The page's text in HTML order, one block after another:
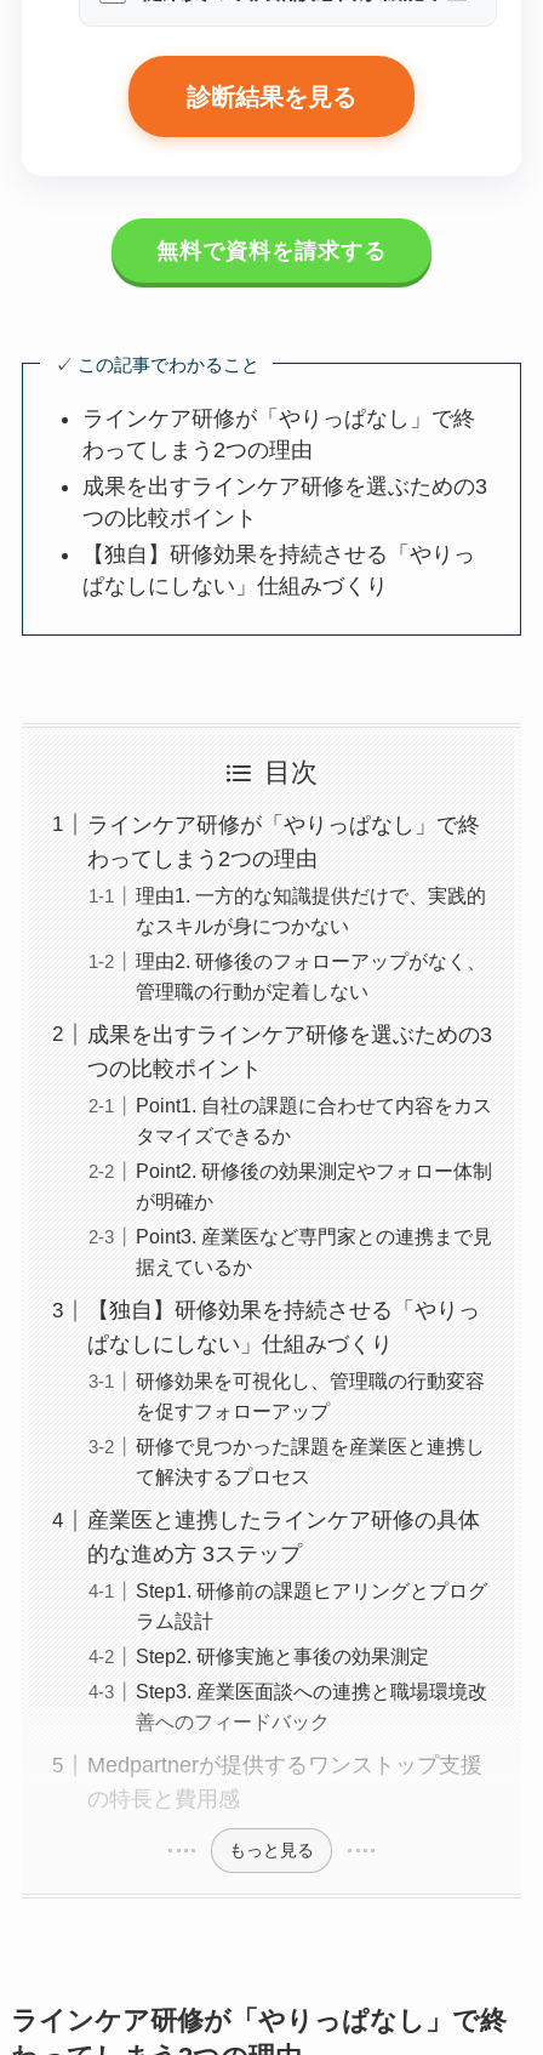
全
✓ この記事でわかること
ラインケア研修が「やりっぱなし」で
終わってしまう2つの理由
成果を出すラインケア研修を選ぶため
の3つの比較ポイント
目次
ラインケア研修が「やりっぱなし」で終
わってしまう2つの理由
理由1. 一方的な知識提供だけで、実践
的なスキルが身につかない
理由2. 研修後のフォローアップがな
く、管理職の行動が定着しない
成果を出すラインケア研修を選ぶための
3つの比較ポイント
Point1. 自社の課題に合わせて内容をカ
スタマイズできるか
Point2. 研修後の効果測定やフォロー体
制が明確か
Point3. 産業医など専門家との連携まで
見据えているか
【独自】研修効果を持続させる「やりっ
ぱなしにしない」仕組みづくり
研修効果を可視化し、管理職の行動変
容を促すフォローアップ
研修で見つかった課題を産業医と連携
して解決するプロセス
産業医と連携したラインケア研修の具体
的な進め方 3ステップ
Step1. 研修前の課題ヒアリングとプロ
グラム設計
Step2. 研修実施と事後の効果測定
Step3. 産業医面談への連携と職場環境
改善へのフィードバック
Medpartnerが提供するワンストップ支
援の特長と費用感